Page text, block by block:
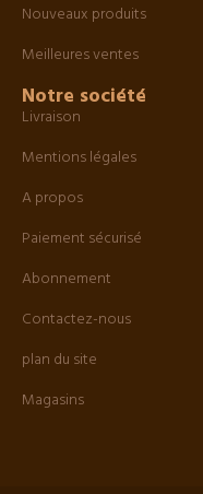
Nouveaux produits
Meilleures ventes
Notre société
Livraison
Mentions légales
A propos
Paiement sécurisé
Abonnement
Contactez-nous
plan du site
Magasins